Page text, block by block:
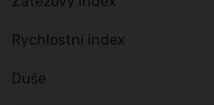
Rychlostní index
Duše